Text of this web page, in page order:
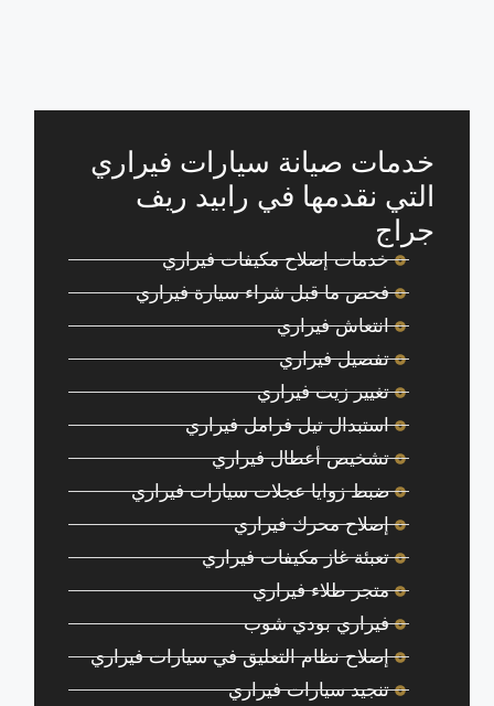
خدمات صيانة سيارات فيراري
التي نقدمها في رابيد ريف
جراج
خدمات إصلاح مكيفات فيراري
فحص ما قبل شراء سيارة فيراري
انتعاش فيراري
تفصيل فيراري
تغيير زيت فيراري
استبدال تيل فرامل فيراري
تشخيص أعطال فيراري
ضبط زوايا عجلات سيارات فيراري
إصلاح محرك فيراري
تعبئة غاز مكيفات فيراري
متجر طلاء فيراري
فيراري بودي شوب
إصلاح نظام التعليق في سيارات فيراري
تنجيد سيارات فيراري